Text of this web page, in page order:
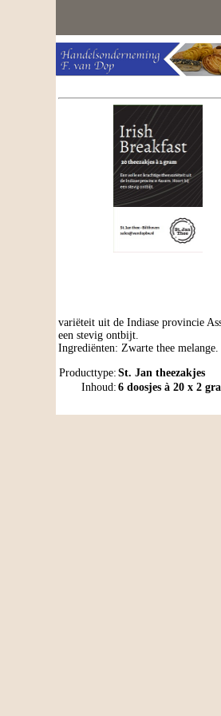
variëteit uit de Indiase provincie
een stevig ontbijt.
Ingrediënten: Zwarte thee melange.
Producttype: St. Jan theezakjes
Inhoud: 6 doosjes à 20 x 2
Home
Assortiment
Nieuws